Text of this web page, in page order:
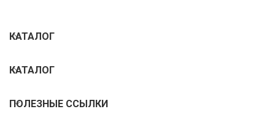
КАТАЛОГ
КАТАЛОГ
ПОЛЕЗНЫЕ ССЫЛКИ